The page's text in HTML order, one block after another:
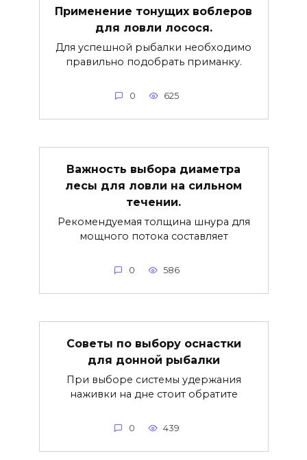
Применение тонущих воблеров
для ловли лосося.
Для успешной рыбалки необходимо
правильно подобрать приманку.
0 625
Важность выбора диаметра
лесы для ловли на сильном
течении.
Рекомендуемая толщина шнура для
мощного потока составляет
0 586
Советы по выбору оснастки
для донной рыбалки
При выборе системы удержания
наживки на дне стоит обратите
0 439